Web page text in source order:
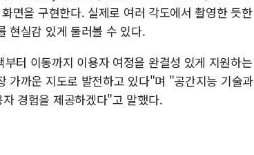
면을 구현한다. 실제로 여러 각도에서 촬영한 듯한
현실감 있게 둘러볼 수 있다.
터 이동까지 이용자 여정을 완결성 있게 지원하는
가까운 지도로 발전하고 있다"며 "공간지능 기술과
경험을 제공하겠다"고 말했다.